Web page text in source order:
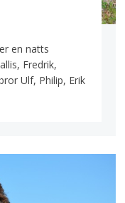
en natts
Fredrik,
Ulf, Philip, Erik